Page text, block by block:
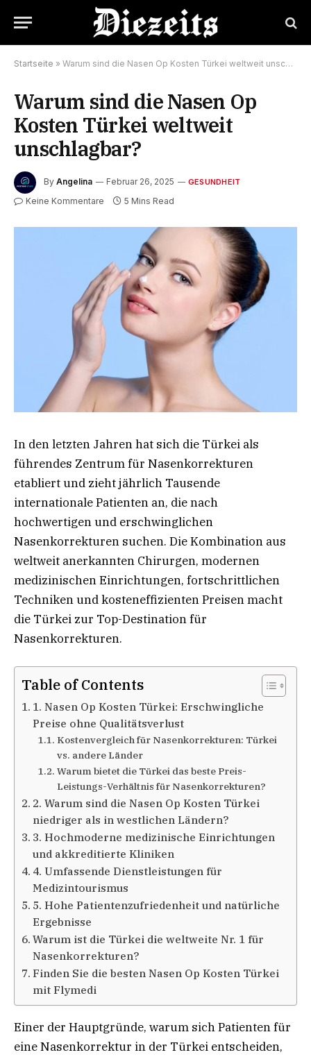
Startseite » Warum sind die Nasen Op Kosten Türkei weltweit unschlagbar?
Warum sind die Nasen Op
Kosten Türkei weltweit
unschlagbar?
By Angelina Februar 26, 2025 GESUNDHEIT
Keine Kommentare 5 Mins Read
In den letzten Jahren hat sich die Türkei als
führendes Zentrum für Nasenkorrekturen
etabliert und zieht jährlich Tausende
internationale Patienten an, die nach
hochwertigen und erschwinglichen
Nasenkorrekturen suchen. Die Kombination aus
weltweit anerkannten Chirurgen, modernen
medizinischen Einrichtungen, fortschrittlichen
Techniken und kosteneffizienten Preisen macht
die Türkei zur Top-Destination für
Nasenkorrekturen.
Table of Contents
1. Nasen Op Kosten Türkei: Erschwingliche
Preise ohne Qualitätsverlust
Kostenvergleich für Nasenkorrekturen: Türkei
vs. andere Länder
Warum bietet die Türkei das beste Preis-
Leistungs-Verhältnis für Nasenkorrekturen?
2. Warum sind die Nasen Op Kosten Türkei
niedriger als in westlichen Ländern?
3. Hochmoderne medizinische Einrichtungen
und akkreditierte Kliniken
4. Umfassende Dienstleistungen für
Medizintourismus
5. Hohe Patientenzufriedenheit und natürliche
Ergebnisse
Warum ist die Türkei die weltweite Nr. 1 für
Nasenkorrekturen?
Finden Sie die besten Nasen Op Kosten Türkei
mit Flymedi
Einer der Hauptgründe, warum sich Patienten für
eine Nasenkorrektur in der Türkei entscheiden,